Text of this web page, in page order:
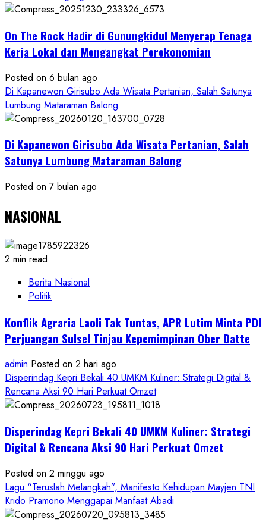
On The Rock Hadir di Gunungkidul Menyerap Tenaga
Kerja Lokal dan Mengangkat Perekonomian
Posted on 6 bulan ago
Di Kapanewon Girisubo Ada Wisata Pertanian, Salah Satunya
Lumbung Mataraman Balong
Di Kapanewon Girisubo Ada Wisata Pertanian, Salah
Satunya Lumbung Mataraman Balong
Posted on 7 bulan ago
NASIONAL
2 min read
Berita Nasional
Politik
Konflik Agraria Laoli Tak Tuntas, APR Lutim Minta PDI
Perjuangan Sulsel Tinjau Kepemimpinan Ober Datte
admin Posted on 2 hari ago
Disperindag Kepri Bekali 40 UMKM Kuliner: Strategi Digital &
Rencana Aksi 90 Hari Perkuat Omzet
Disperindag Kepri Bekali 40 UMKM Kuliner: Strategi
Digital & Rencana Aksi 90 Hari Perkuat Omzet
Posted on 2 minggu ago
Lagu “Teruslah Melangkah”, Manifesto Kehidupan Mayjen TNI
Krido Pramono Menggapai Manfaat Abadi